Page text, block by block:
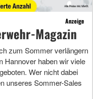
Anzeige
Magazin
zum Sommer verlängern
Hannover haben wir viele
Wer nicht dabei
unseres Sommer-Sales